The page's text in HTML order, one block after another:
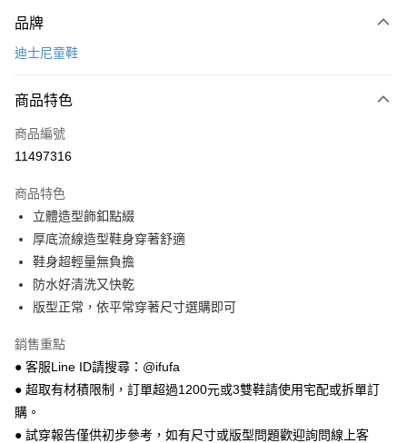
信用卡一次付款
LINE Pay
Apple Pay
悠遊付
Google Pay
全盈+PAY
AFTEE先享後付
【關於「AFTEE先享後付」】
AFTEE先享後付是「在收到商品之後才付款」的支付方式。 讓您購物簡單
１．簡單：不需註冊會員、不需綁卡、不需儲值。
２．便利：只要手機號碼，簡訊認證，即可結帳。
３．安心：先確認商品／服務後，再付款。
ATM付款
運送方式
全家 取貨付款
品牌
迪士尼童鞋
商品特色
商品編號
11497316
商品特色
立體造型飾釦點綴
厚底流線造型鞋身穿著舒適
鞋身超輕量無負擔
防水好清洗又快乾
版型正常，依平常穿著尺寸選購即可
銷售重點
● 客服Line ID請搜尋：@ifufa
● 超取有材積限制，訂單超過1200元或3雙鞋請使用宅配或拆單訂
購。
● 試穿報告僅供初步參考，如有尺寸或版型問題歡迎詢問線上客